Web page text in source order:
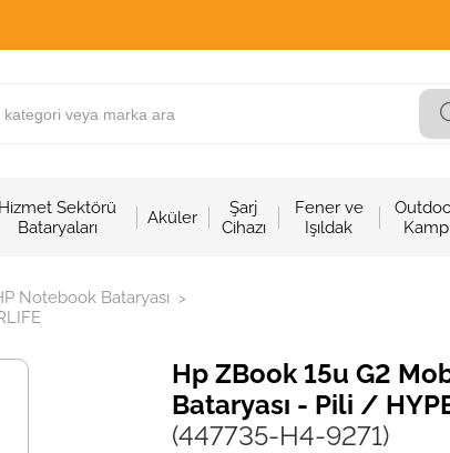
Hizmet Sektörü
Bataryaları
Aküler
Şarj
Cihazı
Fener ve
Işıldak
Kamp
Notebook Bataryası >
Hp ZBook 15u G2
Bataryası - Pili /
(447735-H4-9271)